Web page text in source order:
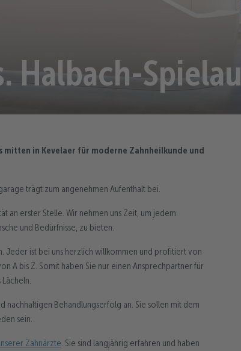
Halbach-Spielau
mitten in Kevelaer für moderne Zahnheilkunde und
trägt zum angenehmen Aufenthalt bei.
an erster Stelle. Wir nehmen uns Zeit, um jedem
und Bedürfnisse, zu bieten.
Jeder ist bei uns herzlich willkommen und profitiert von
A bis Z. Somit haben Sie nur einen Ansprechpartner für
nachhaltigen Behandlungserfolg an. Sie sollen mit dem
sein.
Zahnärzte . Sie sind langjährig erfahren und haben